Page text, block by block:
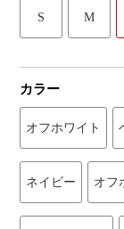
S M
カラー
オフホワイト
ネイビー オフ